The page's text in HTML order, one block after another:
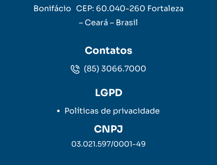
Bonifácio CEP: 60.040-260 Fortaleza
– Ceará – Brasil
Contatos
(85) 3066.7000
LGPD
Políticas de privacidade
CNPJ
03.021.597/0001-49